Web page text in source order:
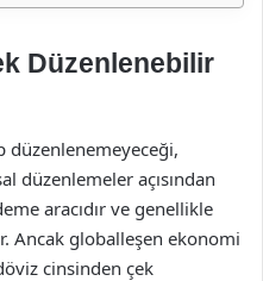
Düzenlenebilir
düzenlenemeyeceği,
düzenlemeler açısından
aracıdır ve genellikle
Ancak globalleşen ekonomi
cinsinden çek